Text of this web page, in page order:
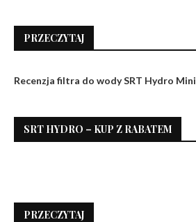
PRZECZYTAJ
Recenzja filtra do wody SRT Hydro Mini
SRT HYDRO – KUP Z RABATEM
PRZECZYTAJ